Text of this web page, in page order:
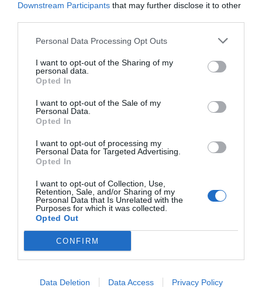
Downstream Participants that may further disclose it to other
Personal Data Processing Opt Outs
I want to opt-out of the Sharing of my
personal data.
Opted In
I want to opt-out of the Sale of my
Personal Data.
Opted In
I want to opt-out of processing my
Personal Data for Targeted Advertising.
Opted In
I want to opt-out of Collection, Use,
Retention, Sale, and/or Sharing of my
Personal Data that Is Unrelated with the
Purposes for which it was collected.
Opted Out
CONFIRM
Data Deletion Data Access Privacy Policy
? Próxima parada: ?????
??????.
"Éxito a la Práctica" con
Adrià Buzón, Albert Munné,
Inés Betancourt, Francisco
Niebla y Xavier Espinal
comparten sus experiencias
de start-ups en fase de
crecimiento ??
pic.twitter.com/1jmttjueuo
— Cambra de Comercio de Terraza
(@CambraTerraza) December 14, 2023